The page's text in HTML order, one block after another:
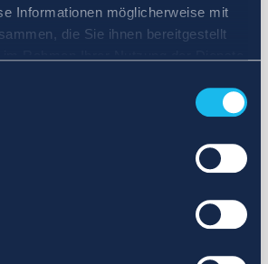
Informationen möglicherweise mit
die Sie ihnen bereitgestellt